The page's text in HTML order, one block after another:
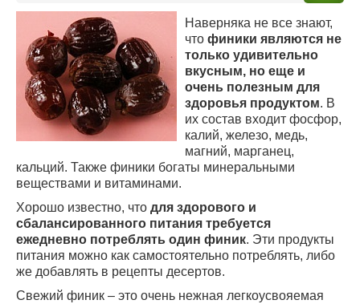
Наверняка не все знают,
что финики являются не
только удивительно
вкусным, но еще и
очень полезным для
здоровья продуктом. В
их состав входит фосфор,
калий, железо, медь,
магний, марганец,
кальций. Также финики богаты минеральными
веществами и витаминами.
Хорошо известно, что для здорового и
сбалансированного питания требуется
ежедневно потреблять один финик. Эти продукты
питания можно как самостоятельно потреблять, либо
же добавлять в рецепты десертов.
Свежий финик – это очень нежная легкоусвояемая